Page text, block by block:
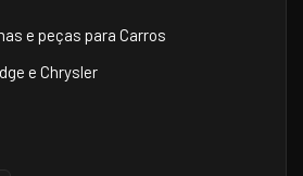
e peças para Carros
e Chrysler